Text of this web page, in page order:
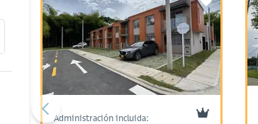
Administración incluida: